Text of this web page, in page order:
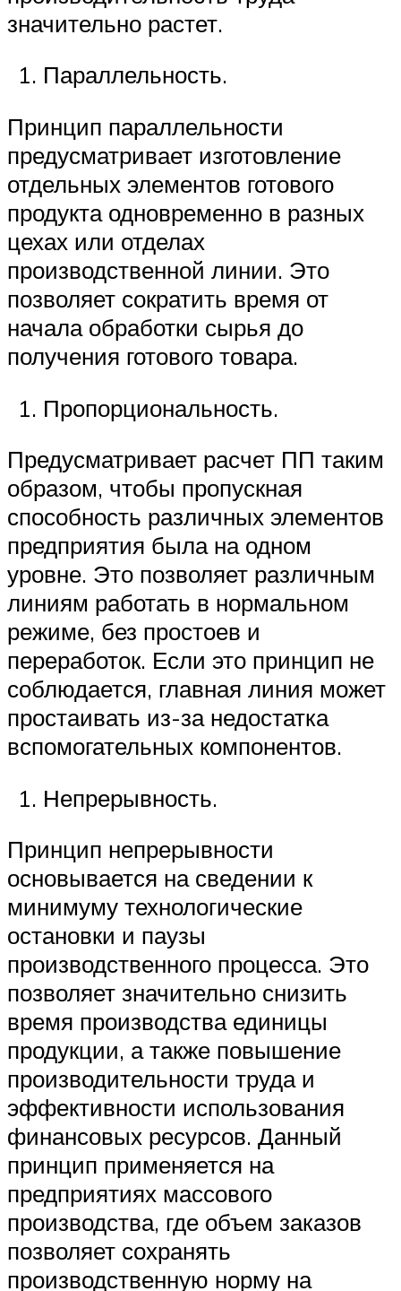
значительно растет.
Параллельность.
Принцип параллельности
предусматривает изготовление
отдельных элементов готового
продукта одновременно в разных
цехах или отделах
производственной линии. Это
позволяет сократить время от
начала обработки сырья до
получения готового товара.
Пропорциональность.
Предусматривает расчет ПП таким
образом, чтобы пропускная
способность различных элементов
предприятия была на одном
уровне. Это позволяет различным
линиям работать в нормальном
режиме, без простоев и
переработок. Если это принцип не
соблюдается, главная линия может
простаивать из-за недостатка
вспомогательных компонентов.
Непрерывность.
Принцип непрерывности
основывается на сведении к
минимуму технологические
остановки и паузы
производственного процесса. Это
позволяет значительно снизить
время производства единицы
продукции, а также повышение
производительности труда и
эффективности использования
финансовых ресурсов. Данный
принцип применяется на
предприятиях массового
производства, где объем заказов
позволяет сохранять
производственную норму на